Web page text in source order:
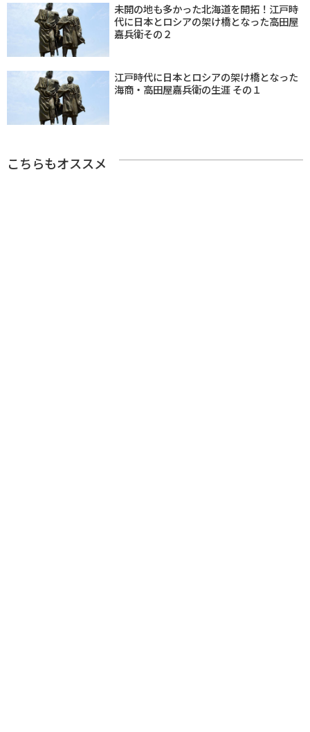
未開の地も多かった北海道を開拓！江戸時
代に日本とロシアの架け橋となった高田屋
嘉兵衛その２
江戸時代に日本とロシアの架け橋となった
海商・高田屋嘉兵衛の生涯 その１
こちらもオススメ